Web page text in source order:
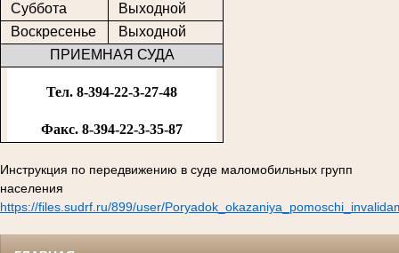
Суббота
Выходной
Воскресенье
Выходной
ПРИЕМНАЯ СУДА
Тел. 8-394-22-3-27-48
Факс. 8-394-22-3-35-87
Инструкция по передвижению в суде маломобильных групп
населения
https://files.sudrf.ru/899/user/